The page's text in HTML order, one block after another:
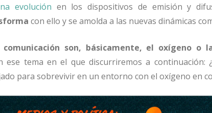
evolución en los dispositivos de emisión y
con ello y se amolda a las nuevas dinámicas
comunicación son, básicamente, el oxígeno o
ese tema en el que discurriremos a continuación:
para sobrevivir en un entorno con el oxígeno en